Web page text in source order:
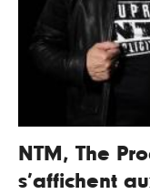
NTM, The
s’affichent